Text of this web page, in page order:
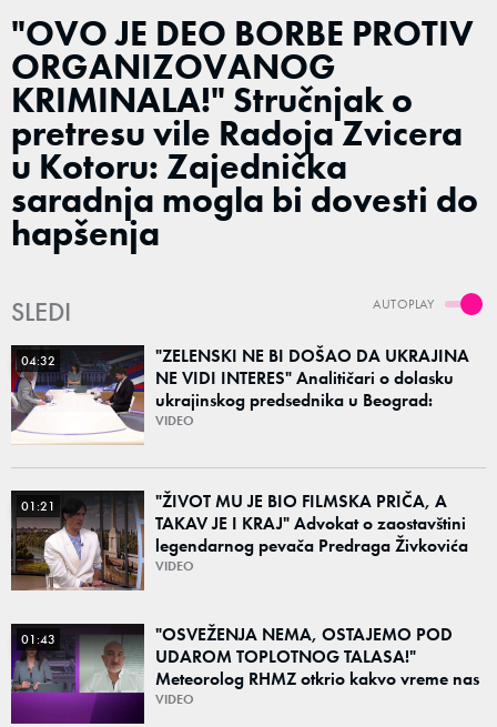
"OVO JE DEO BORBE PROTIV
ORGANIZOVANOG
KRIMINALA!" Stručnjak o
pretresu vile Radoja Zvicera
u Kotoru: Zajednička
saradnja mogla bi dovesti do
hapšenja
AUTOPLAY
SLEDI
04:32
"ZELENSKI NE BI DOŠAO DA UKRAJINA
NE VIDI INTERES" Analitičari o dolasku
ukrajinskog predsednika u Beograd:
"Srbija može da razgovara sa svima"
VIDEO
01:21
"ŽIVOT MU JE BIO FILMSKA PRIČA, A
TAKAV JE I KRAJ" Advokat o zaostavštini
legendarnog pevača Predraga Živkovića
Tozovca: "Isključenje iz testamenta je
VIDEO
01:43
"OSVEŽENJA NEMA, OSTAJEMO POD
UDAROM TOPLOTNOG TALASA!"
Meteorolog RHMZ otkrio kakvo vreme nas
čeka do kraja avgusta
VIDEO